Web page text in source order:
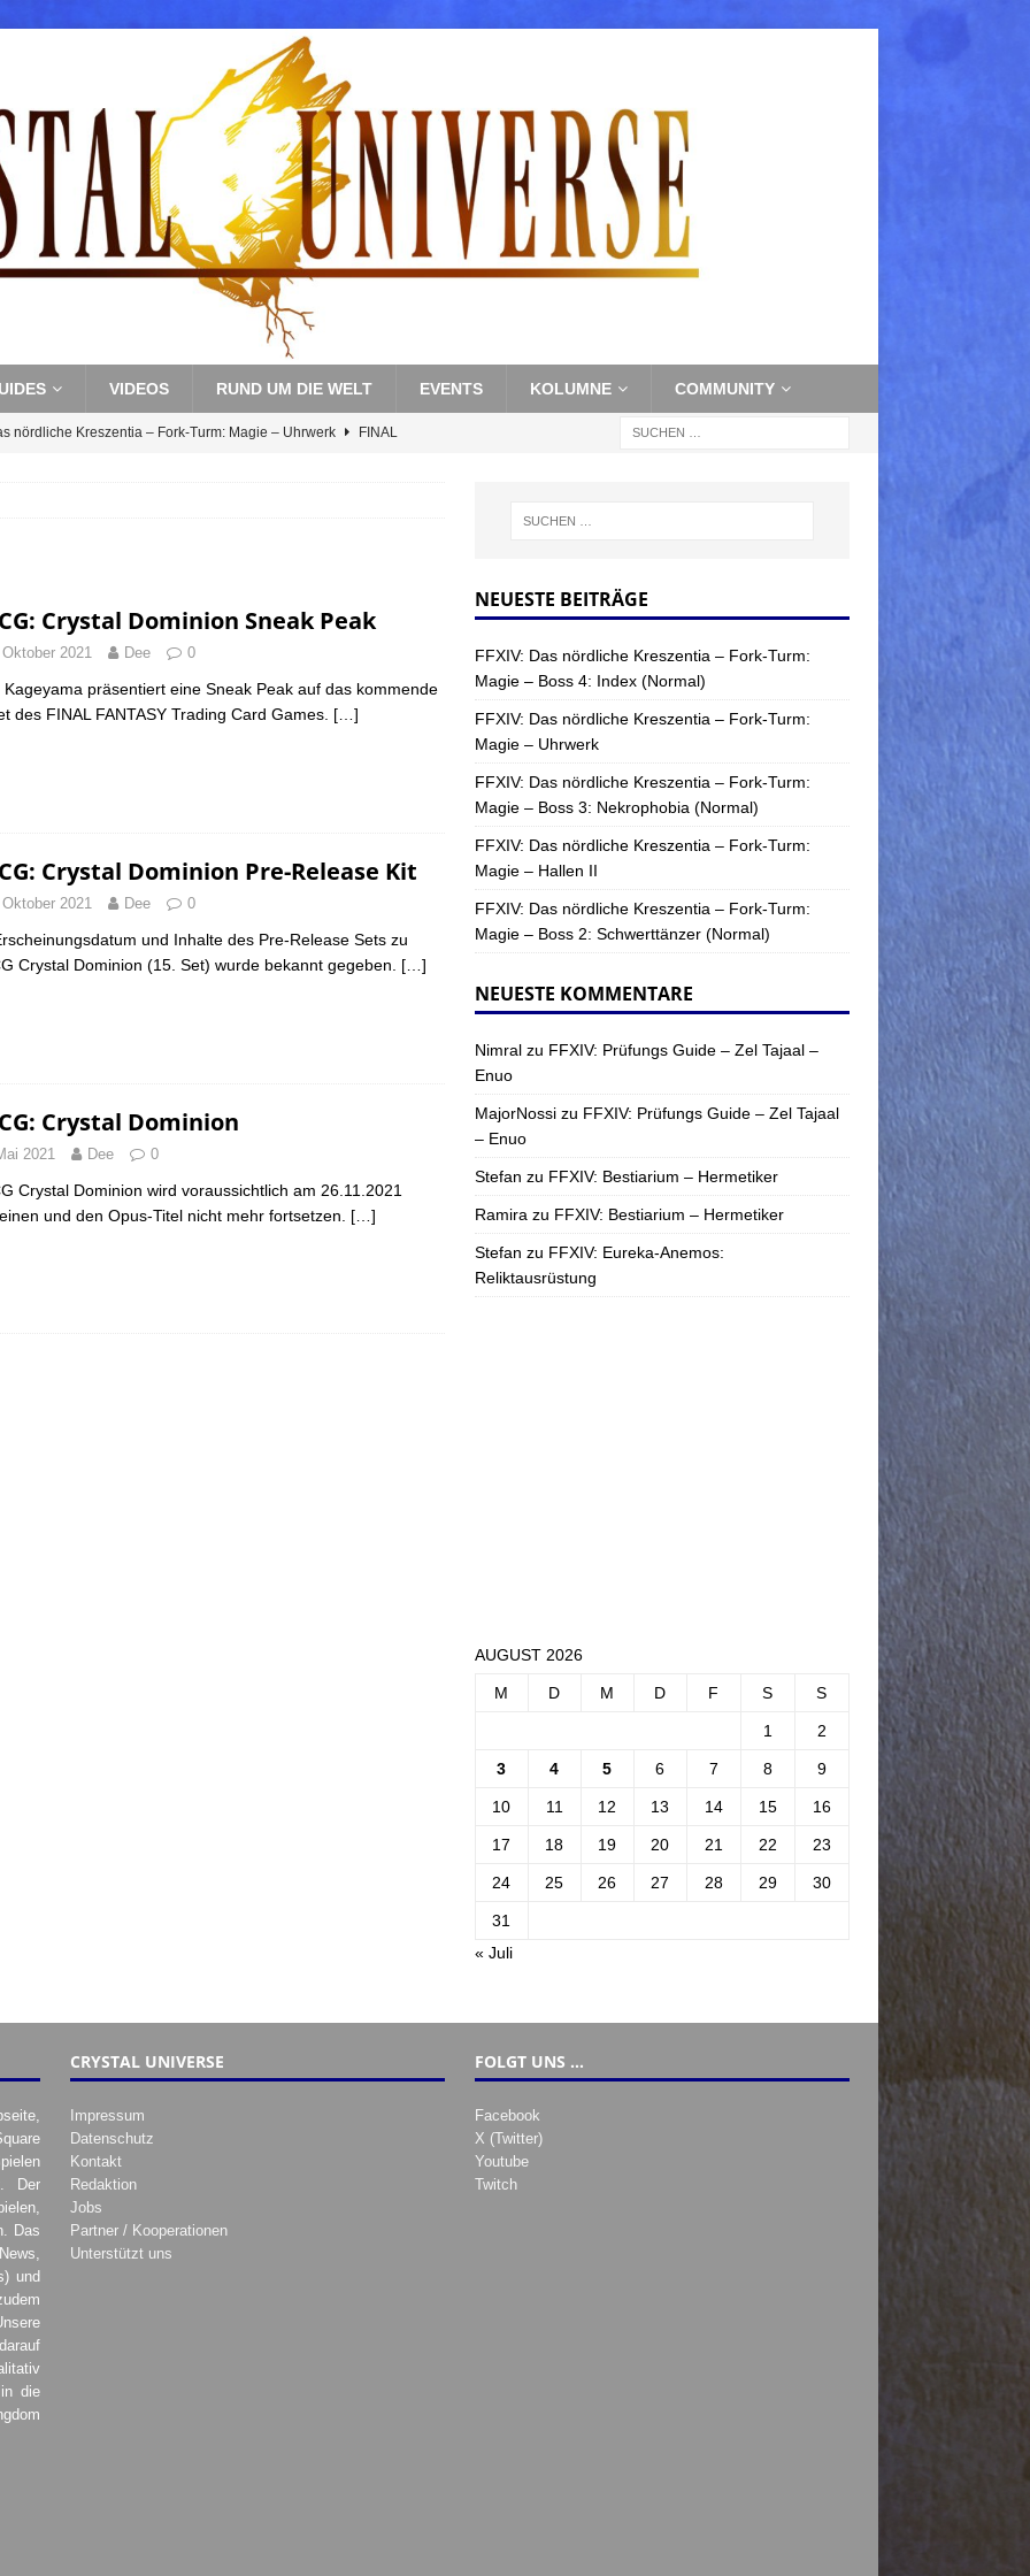
VIDEOS RUND UM DIE WELT EVENTS KOLUMNE COMMUNITY
nördliche Kreszentia – Fork-Turm: Magie – Uhrwerk FINAL
Crystal Dominion Sneak Peak
2021 Dee 0
Kageyama präsentiert eine Sneak Peak auf das kommende
des FINAL FANTASY Trading Card Games. […]
Crystal Dominion Pre-Release Kit
2021 Dee 0
und Inhalte des Pre-Release Sets zu
Crystal Dominion (15. Set) wurde bekannt gegeben. […]
Crystal Dominion
2021 Dee 0
Crystal Dominion wird voraussichtlich am 26.11.2021
und den Opus-Titel nicht mehr fortsetzen. […]
NEUESTE BEITRÄGE
FFXIV: Das nördliche Kreszentia – Fork-Turm:
Magie – Boss 4: Index (Normal)
FFXIV: Das nördliche Kreszentia – Fork-Turm:
Magie – Uhrwerk
FFXIV: Das nördliche Kreszentia – Fork-Turm:
Magie – Boss 3: Nekrophobia (Normal)
FFXIV: Das nördliche Kreszentia – Fork-Turm:
Magie – Hallen II
FFXIV: Das nördliche Kreszentia – Fork-Turm:
Magie – Boss 2: Schwerttänzer (Normal)
NEUESTE KOMMENTARE
Nimralzu FFXIV: Prüfungs Guide – Zel Tajaal –
Enuo
MajorNossizu FFXIV: Prüfungs Guide – Zel Tajaal
– Enuo
Stefan zu FFXIV: Bestiarium – Hermetiker
Ramira zu FFXIV: Bestiarium – Hermetiker
Stefan zu FFXIV: Eureka-Anemos:
Reliktausrüstung
AUGUST 2026
M D M D F S S
1 2
3 4 5 6 7 8 9
10 11 12 13 14 15 16
17 18 19 20 21 22 23
24 25 26 27 28 29 30
31
« Juli
Der
Das
und
die
CRYSTAL UNIVERSE
Impressum
Datenschutz
Kontakt
Redaktion
Jobs
Partner / Kooperationen
Unterstützt uns
FOLGT UNS …
Facebook
X (Twitter)
Youtube
Twitch